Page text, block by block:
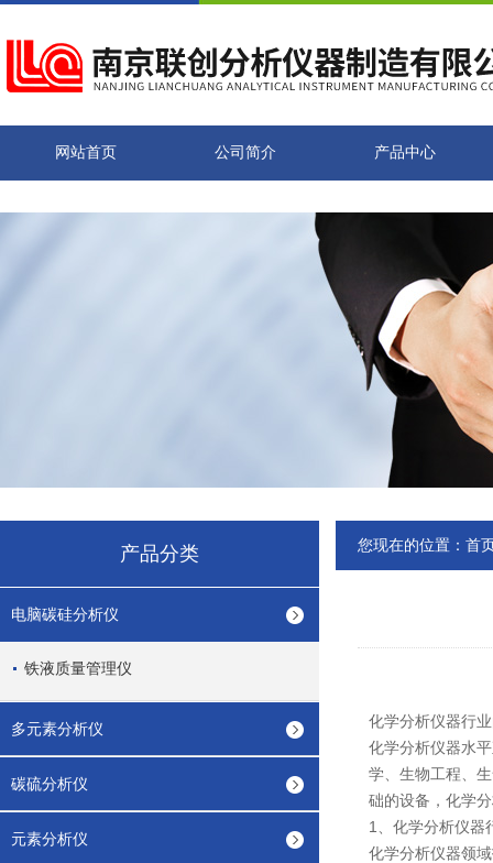
网站首页 公司简介 产品中心
产品分类
电脑碳硅分析仪
铁液质量管理仪
多元素分析仪
碳硫分析仪
元素分析仪
您现在的位置： 首
化学分析仪器行
化学分析仪器水
学、生物工程、
础的设备，化学
1、化学分析仪器
化学分析仪器领